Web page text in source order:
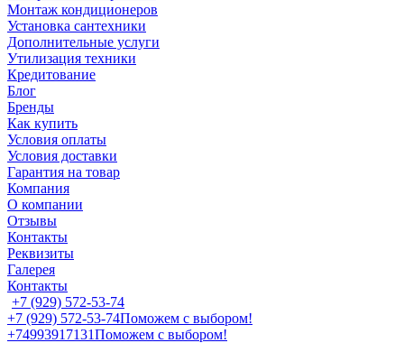
Монтаж кондиционеров
Установка сантехники
Дополнительные услуги
Утилизация техники
Кредитование
Блог
Бренды
Как купить
Условия оплаты
Условия доставки
Гарантия на товар
Компания
О компании
Отзывы
Контакты
Реквизиты
Галерея
Контакты
+7 (929) 572-53-74
+7 (929) 572-53-74Поможем с выбором!
+74993917131Поможем с выбором!